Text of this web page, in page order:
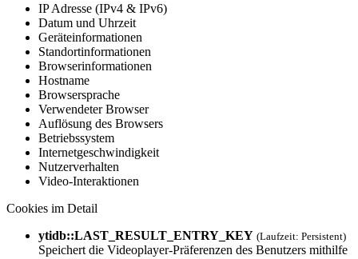
IP Adresse (IPv4 & IPv6)
Datum und Uhrzeit
Geräteinformationen
Standortinformationen
Browserinformationen
Hostname
Browsersprache
Verwendeter Browser
Auflösung des Browsers
Betriebssystem
Internetgeschwindigkeit
Nutzerverhalten
Video-Interaktionen
Cookies im Detail
ytidb::LAST_RESULT_ENTRY_KEY (Laufzeit: Persistent)
Speichert die Videoplayer-Präferenzen des Benutzers mithilfe